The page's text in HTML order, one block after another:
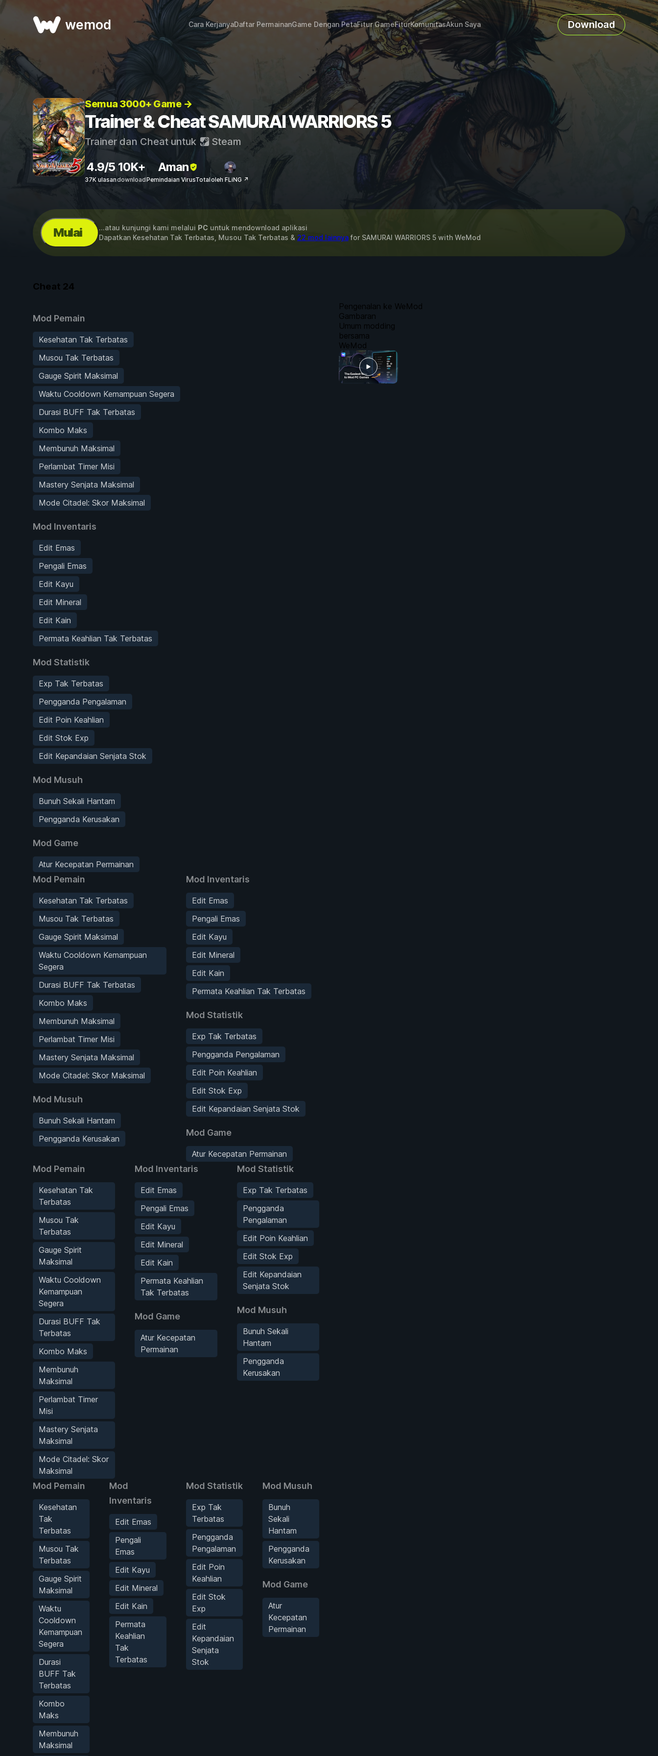
wemod Cara KerjanyaDaftar PermainanGame Dengan PetaFitur GameFiturKomunitasAkun Saya Download
Semua 3000+ Game →
Trainer & Cheat SAMURAI WARRIORS 5
Trainer dan Cheat untuk Steam
4.9/5
37K ulasan
10K+
download
Aman
Pemindaian VirusTotaloleh FLiNG ↗
Mulai ...atau kunjungi kami melalui PC untuk mendownload aplikasi
Dapatkan Kesehatan Tak Terbatas, Musou Tak Terbatas & 22 mod lainnyafor SAMURAI WARRIORS 5with WeMod
Cheat 24
Mod Pemain
Kesehatan Tak Terbatas
Musou Tak Terbatas
Gauge Spirit Maksimal
Waktu Cooldown Kemampuan Segera
Durasi BUFF Tak Terbatas
Kombo Maks
Membunuh Maksimal
Perlambat Timer Misi
Mastery Senjata Maksimal
Mode Citadel: Skor Maksimal
Mod Inventaris
Edit Emas
Pengali Emas
Edit Kayu
Edit Mineral
Edit Kain
Permata Keahlian Tak Terbatas
Mod Statistik
Exp Tak Terbatas
Pengganda Pengalaman
Edit Poin Keahlian
Edit Stok Exp
Edit Kepandaian Senjata Stok
Mod Musuh
Bunuh Sekali Hantam
Pengganda Kerusakan
Mod Game
Atur Kecepatan Permainan
Mod Pemain
Kesehatan Tak Terbatas
Musou Tak Terbatas
Gauge Spirit Maksimal
Waktu Cooldown Kemampuan
Segera
Durasi BUFF Tak Terbatas
Kombo Maks
Membunuh Maksimal
Perlambat Timer Misi
Mastery Senjata Maksimal
Mode Citadel: Skor Maksimal
Mod Musuh
Bunuh Sekali Hantam
Pengganda Kerusakan
Mod Inventaris
Edit Emas
Pengali Emas
Edit Kayu
Edit Mineral
Edit Kain
Permata Keahlian Tak Terbatas
Mod Statistik
Exp Tak Terbatas
Pengganda Pengalaman
Edit Poin Keahlian
Edit Stok Exp
Edit Kepandaian Senjata Stok
Mod Game
Atur Kecepatan Permainan
Mod Pemain
Kesehatan Tak
Terbatas
Musou Tak
Terbatas
Gauge Spirit
Maksimal
Waktu Cooldown
Kemampuan
Segera
Durasi BUFF Tak
Terbatas
Kombo Maks
Membunuh
Maksimal
Perlambat Timer
Misi
Mastery Senjata
Maksimal
Mode Citadel: Skor
Maksimal
Mod Inventaris
Edit Emas
Pengali Emas
Edit Kayu
Edit Mineral
Edit Kain
Permata Keahlian
Tak Terbatas
Mod Game
Atur Kecepatan
Permainan
Mod Statistik
Exp Tak Terbatas
Pengganda
Pengalaman
Edit Poin Keahlian
Edit Stok Exp
Edit Kepandaian
Senjata Stok
Mod Musuh
Bunuh Sekali
Hantam
Pengganda
Kerusakan
Mod Pemain
Kesehatan
Tak
Terbatas
Musou Tak
Terbatas
Gauge Spirit
Maksimal
Waktu
Cooldown
Kemampuan
Segera
Durasi
BUFF Tak
Terbatas
Kombo
Maks
Membunuh
Maksimal
Mod
Inventaris
Edit Emas
Pengali
Emas
Edit Kayu
Edit Mineral
Edit Kain
Permata
Keahlian
Tak
Terbatas
Mod Statistik
Exp Tak
Terbatas
Pengganda
Pengalaman
Edit Poin
Keahlian
Edit Stok
Exp
Edit
Kepandaian
Senjata
Stok
Mod Musuh
Bunuh
Sekali
Hantam
Pengganda
Kerusakan
Mod Game
Atur
Kecepatan
Permainan
Pengenalan ke WeMod
Gambaran
Umum modding
bersama
WeMod